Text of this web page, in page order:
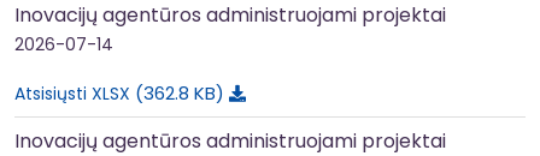
Inovacijų agentūros administruojami projektai
2026-07-14
Atsisiųsti XLSX 362.8 KB
Inovacijų agentūros administruojami projektai